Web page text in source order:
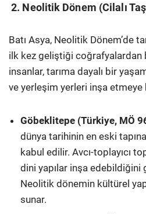
2. Neolitik Dönem (Cilalı
Batı Asya, Neolitik Dönem’de
ilk kez geliştiği coğrafyalardan
insanlar, tarıma dayalı bir
ve yerleşim yerleri inşa etmeye
Göbeklitepe (Türkiye, MÖ
dünya tarihinin en eski
kabul edilir. Avcı-toplayıcı
dini yapılar inşa edebildiğini
Neolitik dönemin kültürel
sunar.